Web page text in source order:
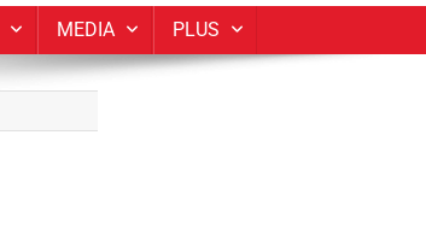
MEDIA PLUS